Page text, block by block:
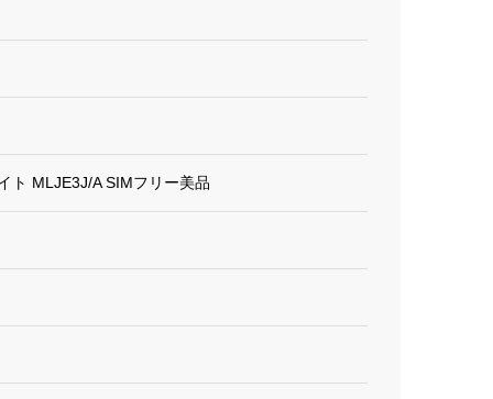
ト MLJE3J/A SIMフリー美品